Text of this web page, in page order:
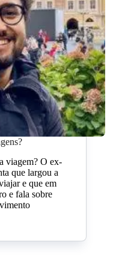
viagem? O ex-
que largou a
e que em
e fala sobre